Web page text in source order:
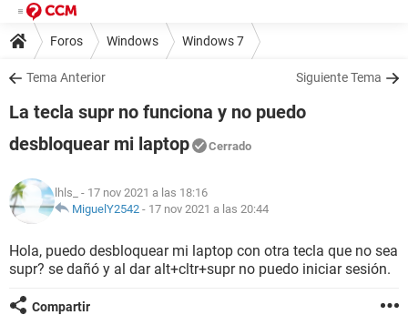
Foros Windows Windows 7
Tema Anterior Siguiente Tema
La tecla supr no funciona y no puedo
desbloquear mi laptop
Cerrado
lhls_
- 17 nov 2021 a las 18:16
MiguelY2542 - 17 nov 2021 a las 20:44
Hola, puedo desbloquear mi laptop con otra tecla que no sea
supr? se dañó y al dar alt+cltr+supr no puedo iniciar sesión.
Compartir